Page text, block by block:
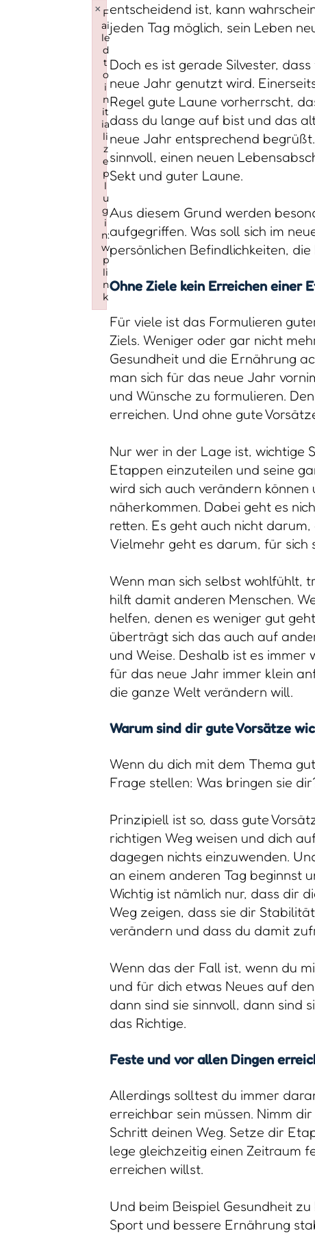
entscheidend ist, kann
jeden Tag möglich, sein Leben
Doch es ist gerade Silvester,
neue Jahr genutzt wird.
Regel gute Laune vorherrscht,
dass du lange auf bist und das
neue Jahr entsprechend
sinnvoll, einen neuen
Sekt und guter Laune.
Aus diesem Grund werden
aufgegriffen. Was soll sich im
persönlichen Befindlichkeiten,
Ohne Ziele kein Erreichen einer
Für viele ist das Formulieren
Ziels. Weniger oder gar nicht
Gesundheit und die Ernährung
man sich für das neue Jahr
und Wünsche zu formulieren.
erreichen. Und ohne gute
Nur wer in der Lage ist, wichtige
Etappen einzuteilen und seine
wird sich auch verändern
näherkommen. Dabei geht es
retten. Es geht auch nicht
Vielmehr geht es darum, für sich
Wenn man sich selbst wohlfühlt,
hilft damit anderen Menschen.
helfen, denen es weniger gut
überträgt sich das auch auf
und Weise. Deshalb ist es immer
für das neue Jahr immer klein
die ganze Welt verändern will.
Warum sind dir gute Vorsätze
Wenn du dich mit dem Thema
Frage stellen: Was bringen sie
Prinzipiell ist so, dass gute
richtigen Weg weisen und dich
dagegen nichts einzuwenden.
an einem anderen Tag beginnst
Wichtig ist nämlich nur, dass dir
Weg zeigen, dass sie dir
verändern und dass du damit
Wenn das der Fall ist, wenn du
und für dich etwas Neues auf
dann sind sie sinnvoll, dann sind
das Richtige.
Feste und vor allen Dingen
Allerdings solltest du immer
erreichbar sein müssen. Nimm
Schritt deinen Weg. Setze dir
lege gleichzeitig einen Zeitraum
erreichen willst.
Und beim Beispiel Gesundheit
Sport und bessere Ernährung
F
ai
le
d
t
o
i
n
it
ia
li
z
e
p
l
u
g
i
n:
w
p
li
n
k
×
Failed to initialize plugin: wplink